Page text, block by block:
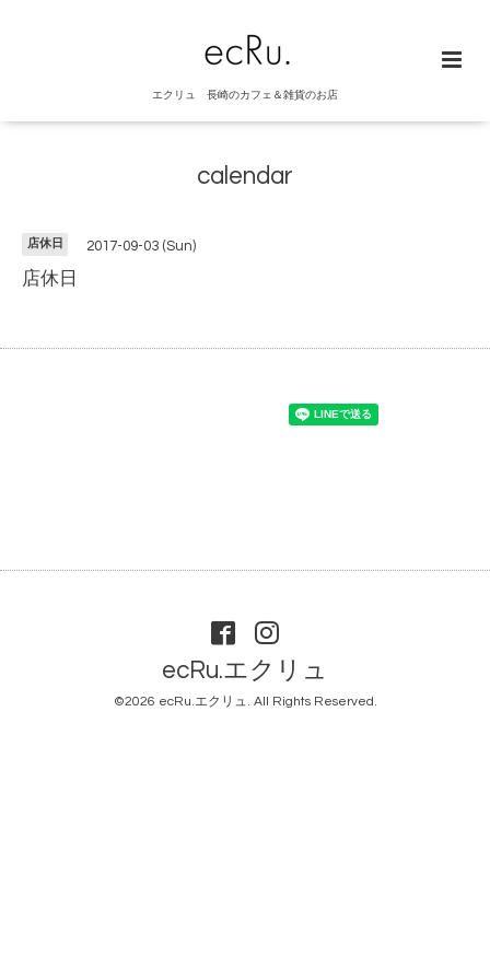
エクリュ 長崎のカフェ＆雑貨のお店
calendar
店休日 2017-09-03 (Sun)
店休日
ecRu.エクリュ
©2026 ecRu.エクリュ. All Rights Reserved.